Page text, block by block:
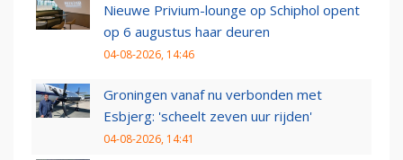
Nieuwe Privium-lounge op Schiphol opent
op 6 augustus haar deuren
04-08-2026, 14:46
Groningen vanaf nu verbonden met
Esbjerg: 'scheelt zeven uur rijden'
04-08-2026, 14:41